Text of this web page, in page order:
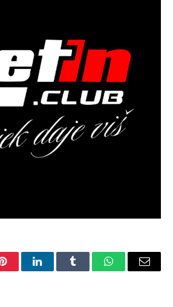
PinterestLinkedInTumblr WhatsAppEmail